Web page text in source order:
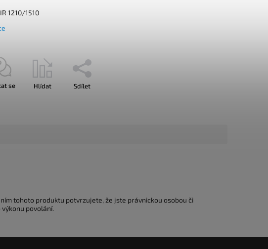
1210/1510
se Hlídat Sdílet
tohoto produktu potvrzujete, že jste právnickou osobou či
povolání.